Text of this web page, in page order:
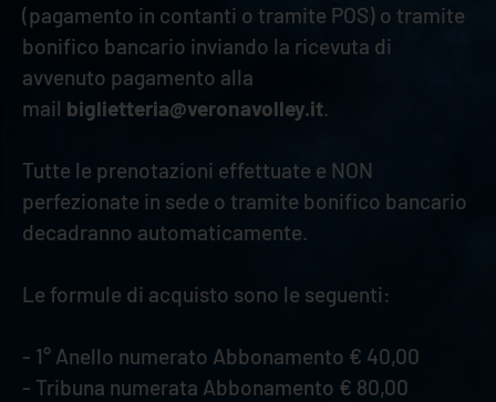
(pagamento in contanti o tramite POS) o tramite
bonifico bancario inviando la ricevuta di
avvenuto pagamento alla
mail biglietteria@veronavolley.it
Tutte le prenotazioni effettuate e NON
perfezionate in sede o tramite bonifico bancario
decadranno automaticamente.
Le formule di acquisto sono le seguenti:
- 1° Anello numerato Abbonamento € 40,00
- ⁠Tribuna numerata Abbonamento € 80,00